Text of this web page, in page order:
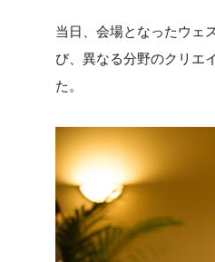
当日、会場となったウェ
び、異なる分野のクリエ
た。